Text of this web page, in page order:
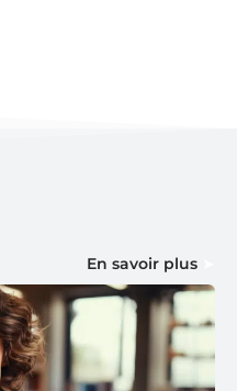
En savoir plus